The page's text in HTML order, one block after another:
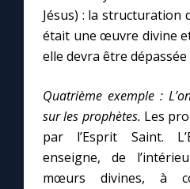
Jésus) : la structuration
était une œuvre divine
elle devra être dépassée
Quatrième exemple :
sur les prophètes. Les
par l’Esprit Saint.
enseigne, de
mœurs divines, à